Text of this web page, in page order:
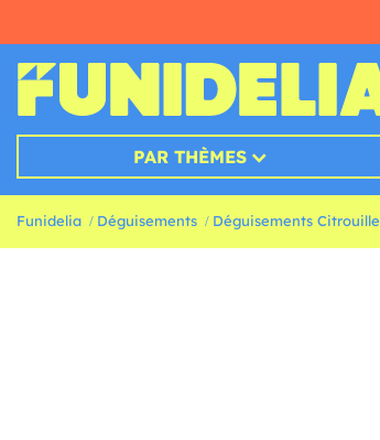
PAR THÈMES
Funidelia Déguisements Déguisements Citrouille